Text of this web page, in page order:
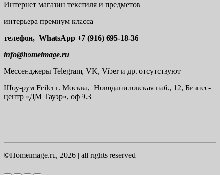
Интернет магазин текстиля и предметов
интерьера премиум класса
телефон, WhatsApp +7 (916) 695-18-36
info@homeimage.ru
Мессенджеры Telegram, VK, Viber и др. отсутствуют
Шоу-рум Feiler г. Москва, Новоданиловская наб., 12, Бизнес-
центр «ДМ Тауэр», оф 9.3
©Homeimage.ru, 2026 | all rights reserved